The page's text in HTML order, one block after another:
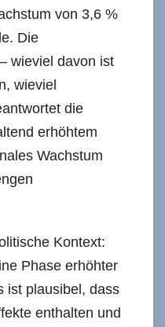
von 3,6 %
Die
wieviel davon ist
wieviel
die
erhöhtem
Wachstum
Kontext:
Phase erhöhter
ist plausibel, dass
enthalten und